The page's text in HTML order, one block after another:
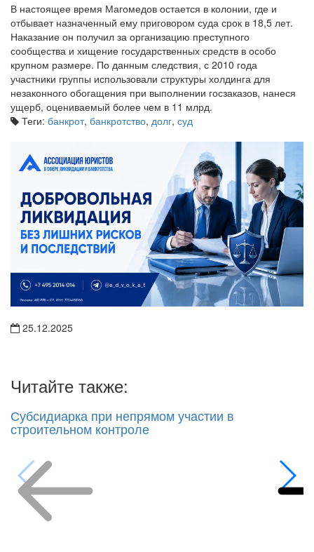
В настоящее время Магомедов остается в колонии, где и
отбывает назначенный ему приговором суда срок в 18,5 лет.
Наказание он получил за организацию преступного
сообщества и хищение государственных средств в особо
крупном размере. По данным следствия, с 2010 года
участники группы использовали структуры холдинга для
незаконного обогащения при выполнении госзаказов, нанеся
ущерб, оцениваемый более чем в 11 млрд.
Теги: банкрот, банкротство, долг, суд
25.12.2025
Читайте также:
Субсидиарка при непрямом участии в
строительном контроле